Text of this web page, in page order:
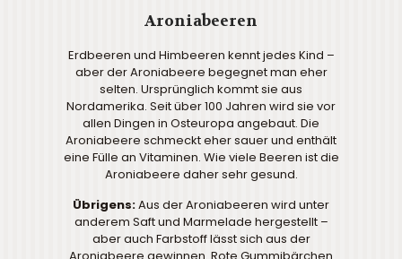
Aroniabeeren
Erdbeeren und Himbeeren kennt jedes Kind –
aber der Aroniabeere begegnet man eher
selten. Ursprünglich kommt sie aus
Nordamerika. Seit über 100 Jahren wird sie vor
allen Dingen in Osteuropa angebaut. Die
Aroniabeere schmeckt eher sauer und enthält
eine Fülle an Vitaminen. Wie viele Beeren ist die
Aroniabeere daher sehr gesund.
Übrigens:Aus der Aroniabeeren wird unter
anderem Saft und Marmelade hergestellt –
aber auch Farbstoff lässt sich aus der
Aroniabeere gewinnen. Rote Gummibärchen